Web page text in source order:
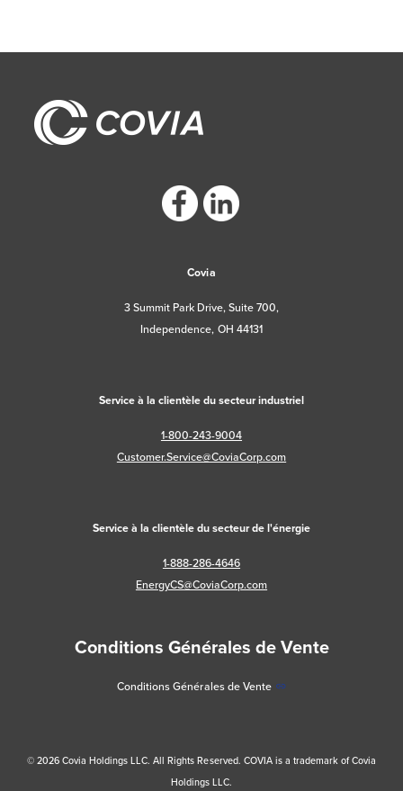
Covia
3 Summit Park Drive, Suite 700,
Independence, OH 44131
Service à la clientèle du secteur industriel
1-800-243-9004
Customer.Service@CoviaCorp.com
Service à la clientèle du secteur de l'énergie
1-888-286-4646
EnergyCS@CoviaCorp.com
Conditions Générales de Vente
Conditions Générales de Vente
© 2026 Covia Holdings LLC. All Rights Reserved. COVIA is a trademark of Covia
Holdings LLC.